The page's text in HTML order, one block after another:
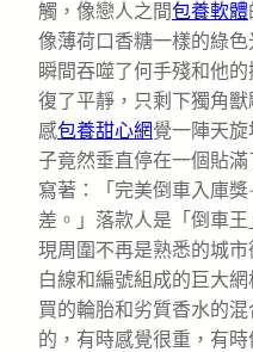
觸，像戀人之間包養軟體
像薄荷口香糖一樣的綠
瞬間吞噬了何手殘和他
復了平靜，只剩下獨角
感包養甜心網覺一陣天
子竟然垂直停在一個貼
寫著：「完美倒車入庫
差。」落款人是「倒車
現周圍不再是熟悉的城
白線和編號組成的巨大
買的輪胎和劣質香水的
的，有時感覺很重，有